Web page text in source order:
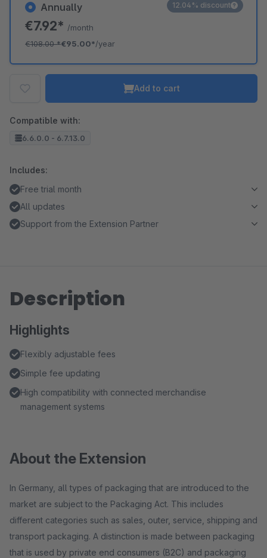
Annually
€7.92* /month
€108.00*€95.00*/year
12.04% discount
Add to cart
Compatible with:
6.6.0.0 - 6.7.13.0
Includes:
Free trial month
All updates
Support from the Extension Partner
Description
Highlights
Flexibly adjustable fees
Simple fee updating
High compatibility with connected merchandise
management systems
About the Extension
In Germany, all types of packaging that are introduced to the
market are subject to the Packaging Act. This includes
different categories such as sales, outer, service, shipping and
transport packaging. A distinction is made between packaging
that is used by private end consumers (B2C) and packaging